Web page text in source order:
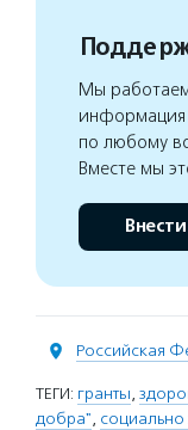
Мы
информация
по любому
Вместе мы
Российская
ТЕГИ: гранты,
добра", социально